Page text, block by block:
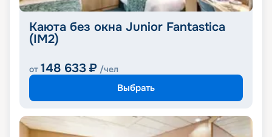
Каюта без окна Junior Fantastica
(IM2)
от 148 633 ₽ /чел
Выбрать